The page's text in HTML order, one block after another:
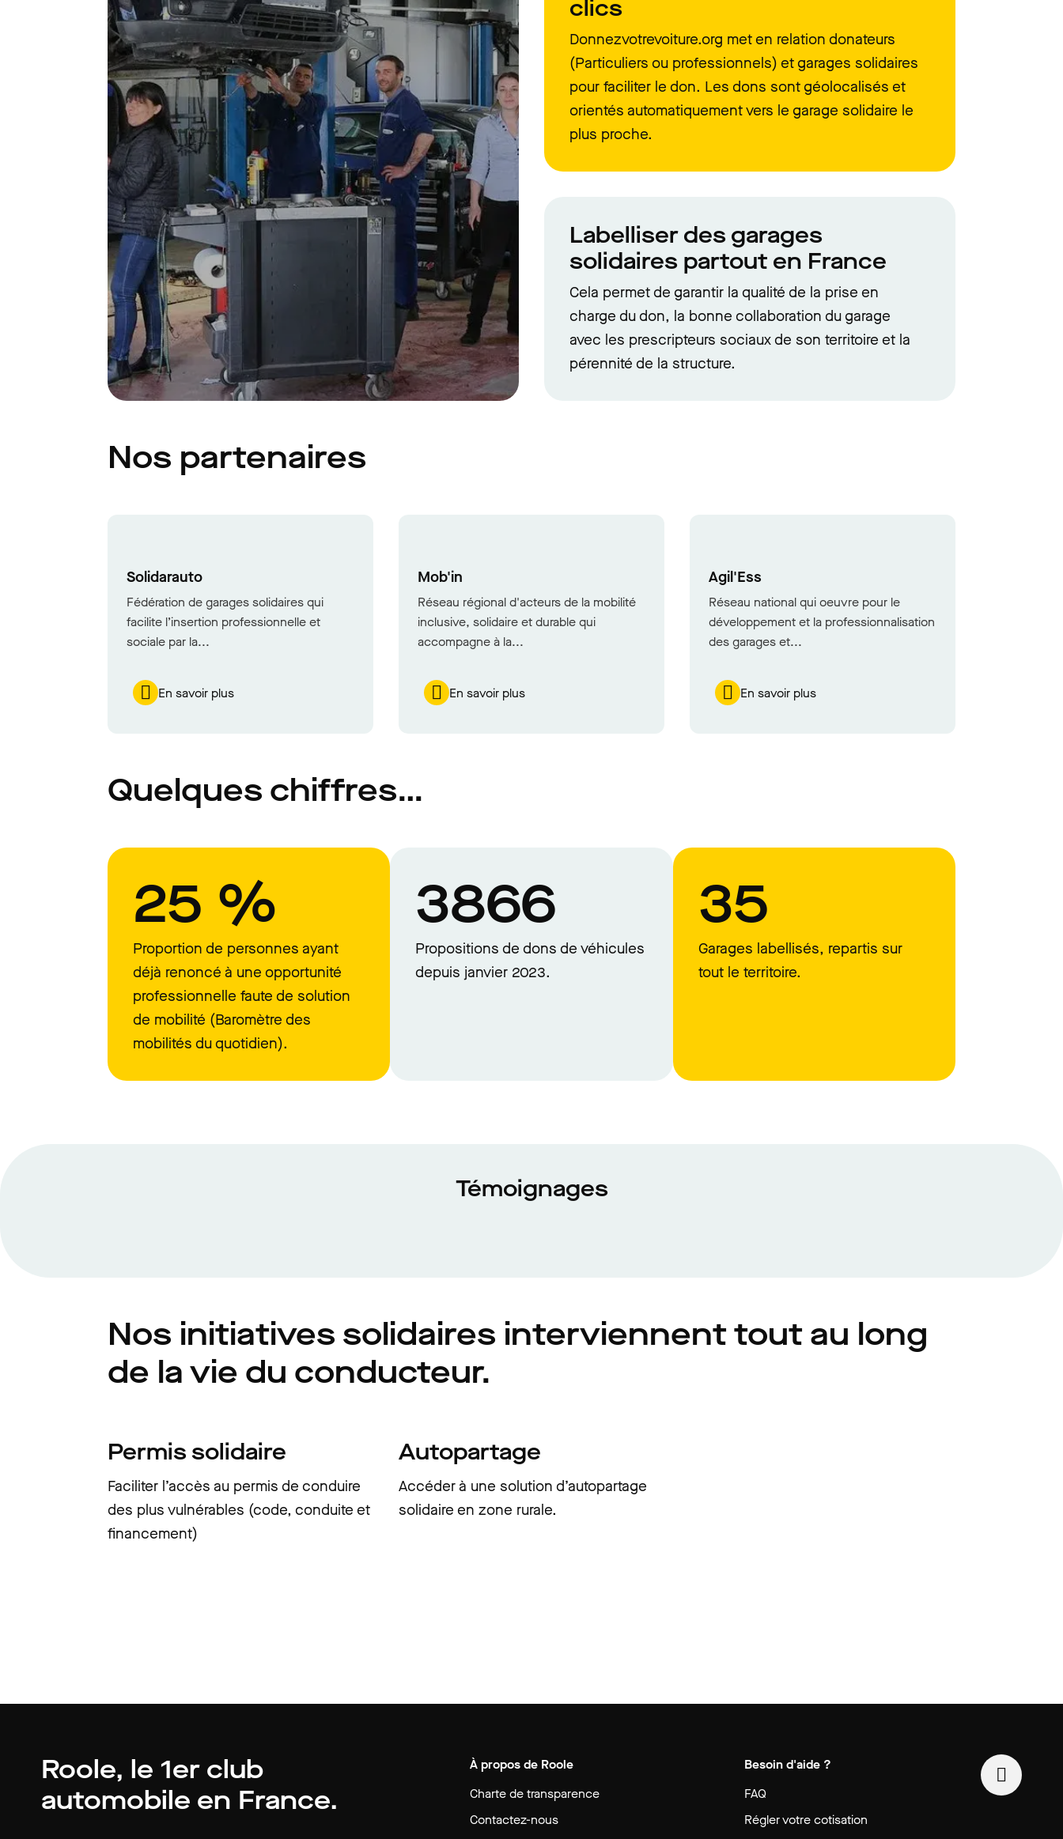
clics
Donnezvotrevoiture.org met en relation donateurs
(Particuliers ou professionnels) et garages solidaires
pour faciliter le don. Les dons sont géolocalisés et
orientés automatiquement vers le garage solidaire le
plus proche.
Labelliser des garages
solidaires partout en France
Cela permet de garantir la qualité de la prise en
charge du don, la bonne collaboration du garage
avec les prescripteurs sociaux de son territoire et la
pérennité de la structure.
Nos partenaires
Solidarauto
Fédération de garages solidaires qui
facilite l’insertion professionnelle et
sociale par la...
En savoir plus
Mob'in
Réseau régional d'acteurs de la mobilité
inclusive, solidaire et durable qui
accompagne à la...
En savoir plus
Agil'Ess
Réseau national qui oeuvre pour le
développement et la professionnalisation
des garages et...
En savoir plus
Quelques chiffres…
25 %
Proportion de personnes ayant
déjà renoncé à une opportunité
professionnelle faute de solution
de mobilité (Baromètre des
mobilités du quotidien).
3866
Propositions de dons de véhicules
depuis janvier 2023.
35
Garages labellisés, repartis sur
tout le territoire.
Témoignages
Nos initiatives solidaires interviennent tout au long
de la vie du conducteur.
Permis solidaire
Faciliter l’accès au permis de conduire
des plus vulnérables (code, conduite et
financement)
Autopartage
Accéder à une solution d’autopartage
solidaire en zone rurale.
Roole, le 1er club
automobile en France.
À propos de Roole
Charte de transparence
Contactez-nous
Besoin d'aide ?
FAQ
Régler votre cotisation